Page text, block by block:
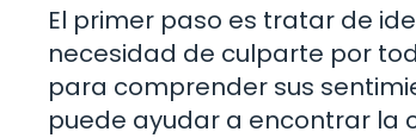
El primer paso es tratar de
necesidad de culparte por
para comprender sus
puede ayudar a encontrar la